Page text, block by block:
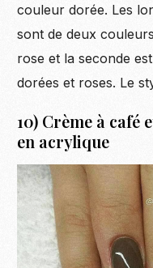
couleur dorée. Les
sont de deux
rose et la seconde
dorées et roses. Le
10) Crème à café
en acrylique